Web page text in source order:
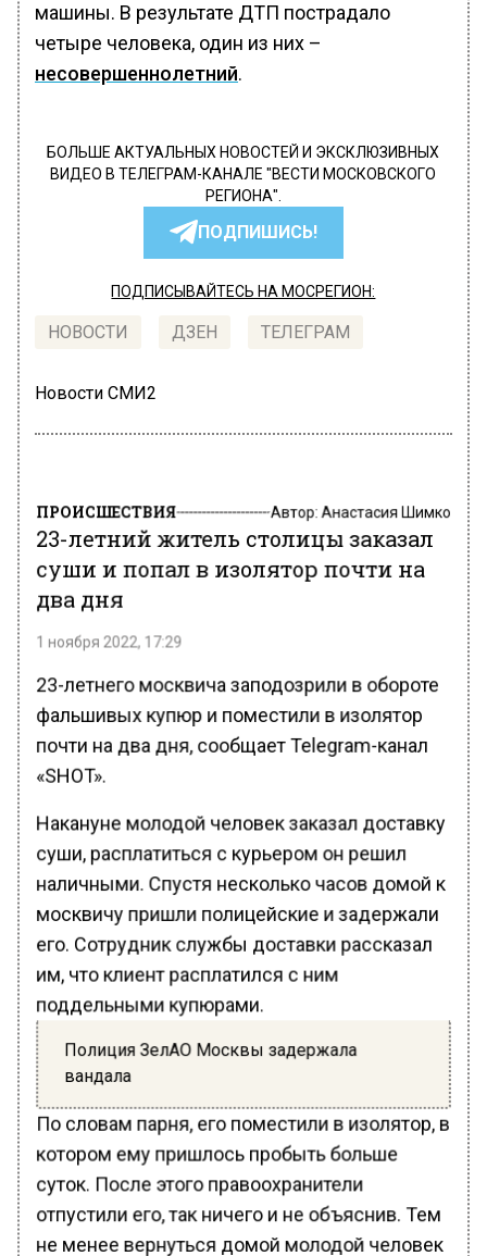
машины. В результате ДТП пострадало
четыре человека, один из них –
несовершеннолетний.
БОЛЬШЕ АКТУАЛЬНЫХ НОВОСТЕЙ И ЭКСКЛЮЗИВНЫХ
ВИДЕО В ТЕЛЕГРАМ-КАНАЛЕ "ВЕСТИ МОСКОВСКОГО
РЕГИОНА".
ПОДПИШИСЬ!
ПОДПИСЫВАЙТЕСЬ НА МОСРЕГИОН:
НОВОСТИ ДЗЕН ТЕЛЕГРАМ
Новости СМИ2
ПРОИСШЕСТВИЯ Автор: Анастасия Шимко
23-летний житель столицы заказал
суши и попал в изолятор почти на
два дня
1 ноября 2022, 17:29
23-летнего москвича заподозрили в обороте
фальшивых купюр и поместили в изолятор
почти на два дня, сообщает Telegram-канал
«SHOT».
Накануне молодой человек заказал доставку
суши, расплатиться с курьером он решил
наличными. Спустя несколько часов домой к
москвичу пришли полицейские и задержали
его. Сотрудник службы доставки рассказал
им, что клиент расплатился с ним
поддельными купюрами.
Полиция ЗелАО Москвы задержала
вандала
По словам парня, его поместили в изолятор, в
котором ему пришлось пробыть больше
суток. После этого правоохранители
отпустили его, так ничего и не объяснив. Тем
не менее вернуться домой молодой человек